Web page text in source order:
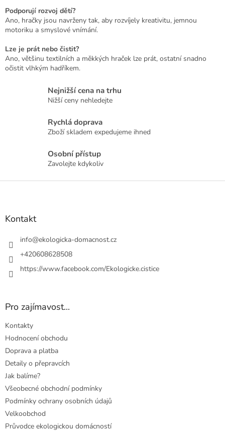
Podporují rozvoj dětí?
Ano, hračky jsou navrženy tak, aby rozvíjely kreativitu, jemnou
motoriku a smyslové vnímání.
Lze je prát nebo čistit?
Ano, většinu textilních a měkkých hraček lze prát, ostatní snadno
očistit vlhkým hadříkem.
Nejnižší cena na trhu
Nižší ceny nehledejte
Rychlá doprava
Zboží skladem expedujeme ihned
Osobní přístup
Zavolejte kdykoliv
Z
Kontakt
info@ekologicka-domacnost.cz
+420608628508
https://www.facebook.com/Ekologicke.cistice
Pro zajímavost...
Kontakty
Hodnocení obchodu
Doprava a platba
Detaily o přepravcích
Jak balíme?
Všeobecné obchodní podmínky
Podmínky ochrany osobních údajů
Velkoobchod
Průvodce ekologickou domácností